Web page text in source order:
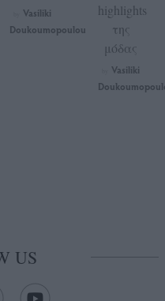
Vasiliki
Doukoumopoulou
highlights
της
μόδας
Vasiliki
US